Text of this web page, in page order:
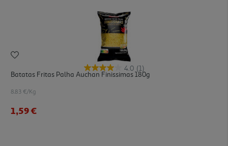
4.0 (1)
Batatas Fritas Palha Auchan Finissimas 180g
8.83 €/Kg
1,59 €